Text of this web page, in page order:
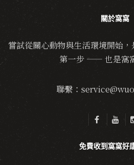
關於窩窩
嘗試從關心動物與生活環境開始
第一步 —— 也是窩
聯繫：
免費收到窩窩好